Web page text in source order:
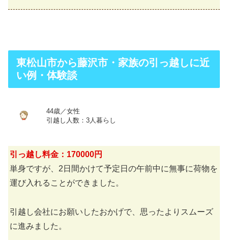
東松山市から藤沢市・家族の引っ越しに近
い例・体験談
44歳／女性
引越し人数：3人暮らし
引っ越し料金：170000円
単身ですが、2日間かけて予定日の午前中に無事に荷物を
運び入れることができました。
引越し会社にお願いしたおかげで、思ったよりスムーズ
に進みました。